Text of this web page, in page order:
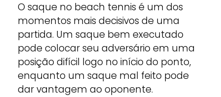
O saque no beach tennis é um dos
momentos mais decisivos de uma
partida. Um saque bem executado
pode colocar seu adversário em uma
posição difícil logo no início do ponto,
enquanto um saque mal feito pode
dar vantagem ao oponente.